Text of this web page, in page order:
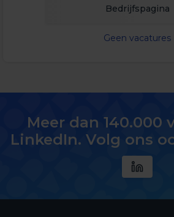
Bedrijfspagina
Geen vacatures
Meer dan 140.000
LinkedIn. Volg ons